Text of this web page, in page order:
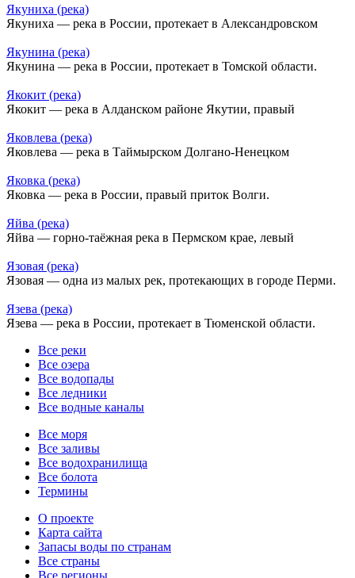
Якуниха (река)
Якуниха — река в России, протекает в Александровском
Якунина (река)
Якунина — река в России, протекает в Томской области.
Якокит (река)
Якокит — река в Алданском районе Якутии, правый
Яковлева (река)
Яковлева — река в Таймырском Долгано-Ненецком
Яковка (река)
Яковка — река в России, правый приток Волги.
Яйва (река)
Яйва — горно-таёжная река в Пермском крае, левый
Язовая (река)
Язовая — одна из малых рек, протекающих в городе Перми.
Язева (река)
Язева — река в России, протекает в Тюменской области.
Все реки
Все озера
Все водопады
Все ледники
Все водные каналы
Все моря
Все заливы
Все водохранилища
Все болота
Термины
О проекте
Карта сайта
Запасы воды по странам
Все страны
Все регионы